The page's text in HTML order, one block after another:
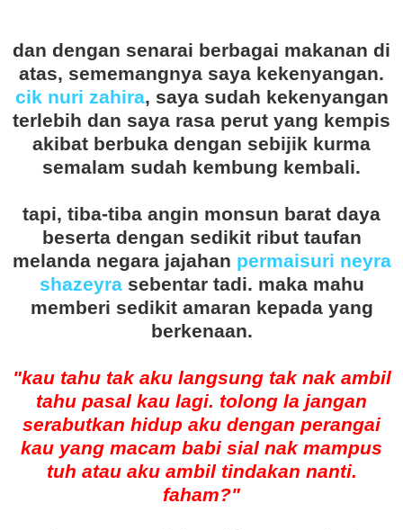
dan dengan senarai berbagai makanan di
atas, sememangnya saya kekenyangan.
cik nuri zahira, saya sudah kekenyangan
terlebih dan saya rasa perut yang kempis
akibat berbuka dengan sebijik kurma
semalam sudah kembung kembali.
tapi, tiba-tiba angin monsun barat daya
beserta dengan sedikit ribut taufan
melanda negara jajahan permaisuri neyra
shazeyrasebentar tadi. maka mahu
memberi sedikit amaran kepada yang
berkenaan.
"kau tahu tak aku langsung tak nak ambil
tahu pasal kau lagi. tolong la jangan
serabutkan hidup aku dengan perangai
kau yang macam babi sial nak mampus
tuh atau aku ambil tindakan nanti.
faham?"